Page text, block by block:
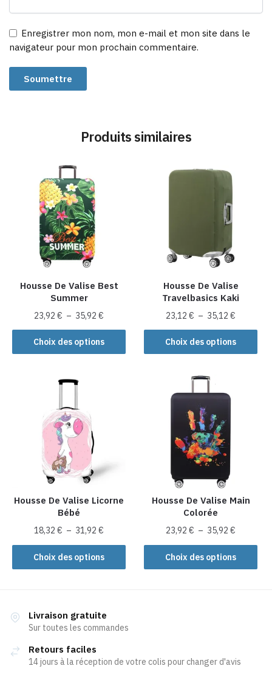
Enregistrer mon nom, mon e-mail et mon site dans le
navigateur pour mon prochain commentaire.
Produits similaires
Housse De Valise Best
Summer
23,92€ – 35,92€
de
prix :
23,92 €
Choix des options
Ce
produit
plusieurs
Les
options
peuvent
être
choisies
la
page
du
produit
Housse De Valise
Travelbasics Kaki
23,12€ – 35,12€
de
prix :
23,12 €
Choix des options
Ce
produit
plusieurs
variations.
Les
options
peuvent
être
choisies
la
page
du
produit
Housse De Valise Licorne
Bébé
18,32€ – 31,92€
de
prix :
18,32 €
Choix des options
Ce
produit
variations.
Les
peuvent
Housse De Valise Main
Colorée
23,92€ – 35,92€
de
prix :
23,92 €
Choix des options
Ce
produit
peuvent
être
Livraison gratuite
Sur toutes les commandes
Retours faciles
14 jours à la réception de votre colis pour changer d'avis